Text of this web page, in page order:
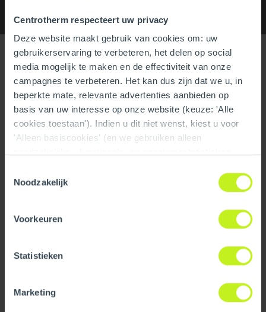
Centrotherm respecteert uw privacy
Deze website maakt gebruik van cookies om: uw
gebruikerservaring te verbeteren, het delen op social
media mogelijk te maken en de effectiviteit van onze
campagnes te verbeteren. Het kan dus zijn dat we u, in
beperkte mate, relevante advertenties aanbieden op
basis van uw interesse op onze website (keuze: 'Alle
cookies toestaan'). Indien u dit niet wenst, kiest u voor
'Alleen basiscookies' (en we gebruiken alleen
De 'Details tonen' knop geeft per categorie een korte
uitleg. Op onze privacy statementpagina vindt u nadere
informatie. Op deze pagina kunt u tevens uw keuze
ongedaan maken.
Noodzakelijk
Voorkeuren
Statistieken
Marketing
Specifications
Specifications
General
Product Name
10'' Pitched Roof Flashing SS
- Pitch = 3/12 (14.0 degrees)
GTIN
Color